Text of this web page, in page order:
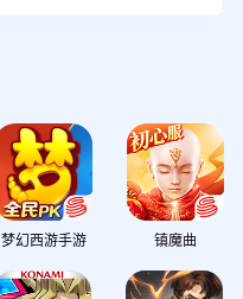
梦幻西游手游 镇魔曲